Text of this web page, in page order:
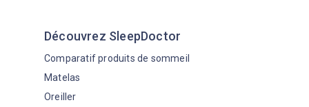
Découvrez SleepDoctor
Matelas
Comparatif produits de sommeil
Oreiller